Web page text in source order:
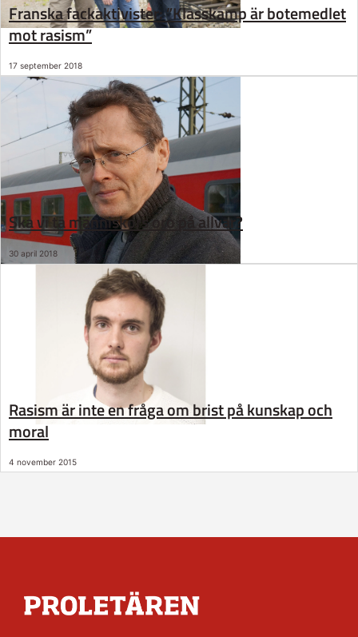
Franska fackaktivister: ”Klasskamp är botemedlet
mot rasism”
17 september 2018
Ska vi ta människors oro på allvar?
30 april 2018
Rasism är inte en fråga om brist på kunskap och
moral
4 november 2015